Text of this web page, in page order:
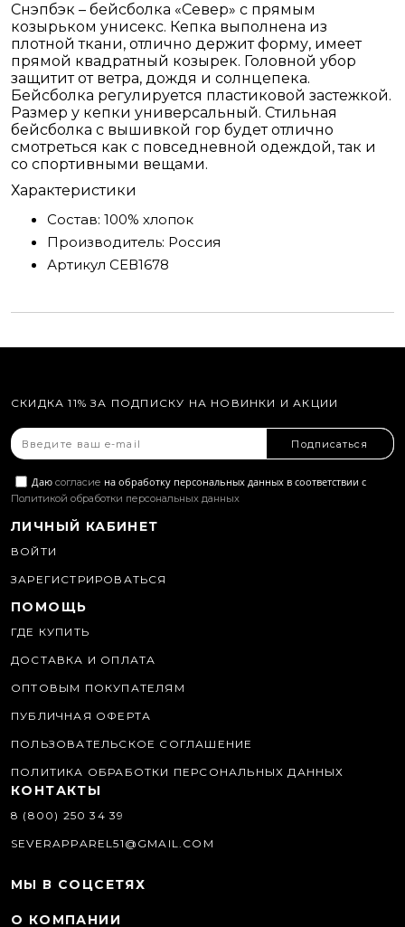
Снэпбэк – бейсболка «Север» с прямым
козырьком унисекс. Кепка выполнена из
плотной ткани, отлично держит форму, имеет
прямой квадратный козырек. Головной убор
защитит от ветра, дождя и солнцепека.
Бейсболка регулируется пластиковой застежкой.
Размер у кепки универсальный. Стильная
бейсболка с вышивкой гор будет отлично
смотреться как с повседневной одеждой, так и
со спортивными вещами.
Характеристики
Состав: 100% хлопок
Производитель: Россия
Артикул СЕВ1678
СКИДКА 11% ЗА ПОДПИСКУ НА НОВИНКИ И АКЦИИ
Подписаться
Даю согласие на обработку персональных данных в соответствии с
Политикой обработки персональных данных
ЛИЧНЫЙ КАБИНЕТ
ВОЙТИ
ЗАРЕГИСТРИРОВАТЬСЯ
ПОМОЩЬ
ГДЕ КУПИТЬ
ДОСТАВКА И ОПЛАТА
ОПТОВЫМ ПОКУПАТЕЛЯМ
ПУБЛИЧНАЯ ОФЕРТА
ПОЛЬЗОВАТЕЛЬСКОЕ СОГЛАШЕНИЕ
ПОЛИТИКА ОБРАБОТКИ ПЕРСОНАЛЬНЫХ ДАННЫХ
КОНТАКТЫ
8 (800) 250 34 39
SEVERAPPAREL51@GMAIL.COM
МЫ В СОЦСЕТЯХ
О КОМПАНИИ